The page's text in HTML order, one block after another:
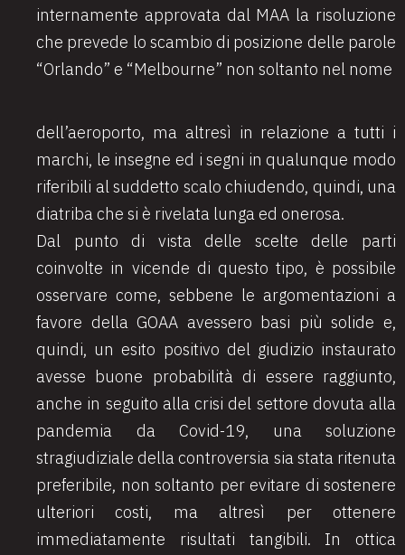
internamente approvata dal MAA la risoluzione
che prevede lo scambio di posizione delle parole
“Orlando” e “Melbourne” non soltanto nel nome
dell’aeroporto, ma altresì in relazione a tutti i
marchi, le insegne ed i segni in qualunque modo
riferibili al suddetto scalo chiudendo, quindi, una
diatriba che si è rivelata lunga ed onerosa.
Dal punto di vista delle scelte delle parti
coinvolte in vicende di questo tipo, è possibile
osservare come, sebbene le argomentazioni a
favore della GOAA avessero basi più solide e,
quindi, un esito positivo del giudizio instaurato
avesse buone probabilità di essere raggiunto,
anche in seguito alla crisi del settore dovuta alla
pandemia da Covid-19, una soluzione
stragiudiziale della controversia sia stata ritenuta
preferibile, non soltanto per evitare di sostenere
ulteriori costi, ma altresì per ottenere
immediatamente risultati tangibili. In ottica